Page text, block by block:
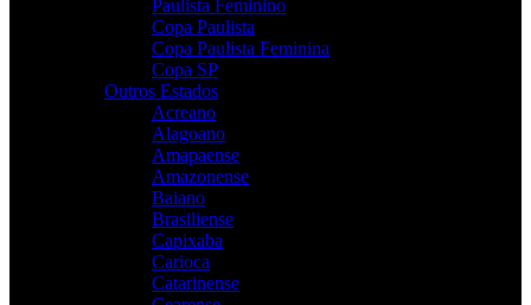
Paulista Feminino
Copa Paulista
Copa Paulista Feminina
Copa SP
Outros Estados
Acreano
Alagoano
Amapaense
Amazonense
Baiano
Brasiliense
Capixaba
Carioca
Catarinense